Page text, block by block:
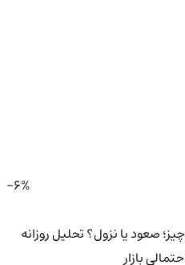
-6%
صعود یا نزول؟تحلیل روزانه
بازار